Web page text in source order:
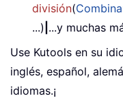
división(
...) ...y muchas
Use Kutools en su
inglés, español,
idiomas.¡